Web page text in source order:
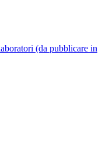
(da pubblicare in